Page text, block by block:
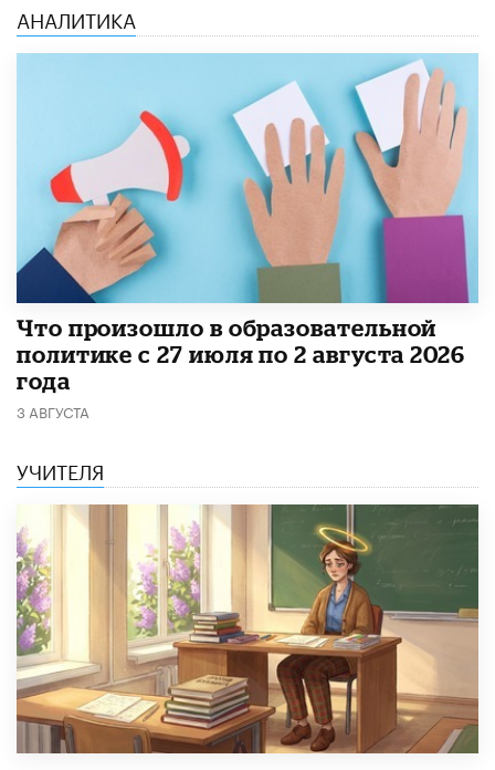
АНАЛИТИКА
​Что произошло в образовательной
политике с 27 июля по 2 августа 2026
года
3 АВГУСТА
УЧИТЕЛЯ